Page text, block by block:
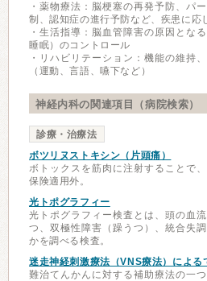
・薬物療法：脳梗塞の再発予防、パ
制、認知症の進行予防など、疾患に応
・生活指導：脳血管障害の原因とな
睡眠）のコントロール
・リハビリテーション：機能の維持
（運動、言語、嚥下など）
神経内科の関連項目（病院検索）
診療・治療法
ボツリヌストキシン（片頭痛）
ボトックスを筋肉に注射することで
保険適用外。
光トポグラフィー
光トポグラフィー検査とは、頭の血
つ、双極性障害（躁うつ）、統合失
かを調べる検査。
迷走神経刺激療法（VNS療法）による
難治てんかんに対する補助療法の一